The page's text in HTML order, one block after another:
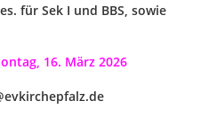
für Sek I und BBS, sowie
16. März 2026